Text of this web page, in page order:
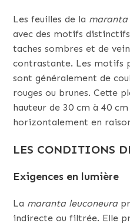
Les feuilles de la maranta
avec des motifs
taches sombres et de
contrastante. Les motifs
sont généralement de
rouges ou brunes. Cette
hauteur de 30 cm à 40
horizontalement en
LES CONDITIONS
Exigences en lumière
La maranta leuconeura
indirecte ou filtrée. Elle